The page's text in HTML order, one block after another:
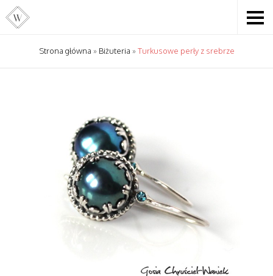
Strona główna » Biżuteria »Turkusowe perły z srebrze